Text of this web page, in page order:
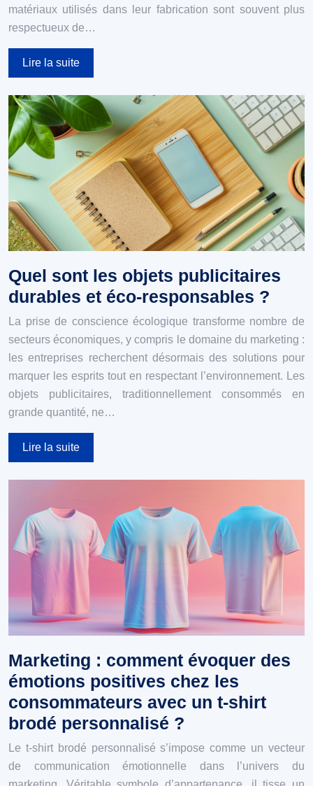
matériaux utilisés dans leur fabrication sont souvent plus
respectueux de…
Lire la suite
Quel sont les objets publicitaires
durables et éco-responsables ?
La prise de conscience écologique transforme nombre de
secteurs économiques, y compris le domaine du marketing :
les entreprises recherchent désormais des solutions pour
marquer les esprits tout en respectant l’environnement. Les
objets publicitaires, traditionnellement consommés en
grande quantité, ne…
Lire la suite
Marketing : comment évoquer des
émotions positives chez les
consommateurs avec un t-shirt
brodé personnalisé ?
Le t-shirt brodé personnalisé s’impose comme un vecteur
de communication émotionnelle dans l’univers du